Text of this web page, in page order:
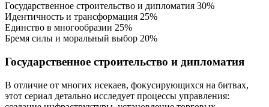
Государственное строительство и дипломатия 30%
Идентичность и трансформация 25%
Единство в многообразии 25%
Бремя силы и моральный выбор 20%
Государственное строительство и дипломатия
В отличие от многих исекаев, фокусирующихся на битвах,
этот сериал детально исследует процессы управления: